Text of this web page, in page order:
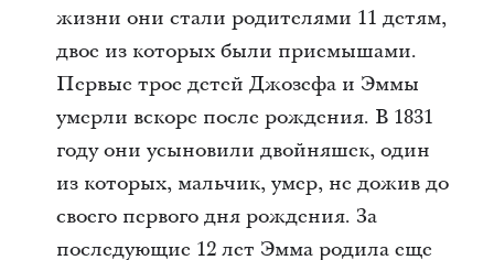
жизни они стали родителями 11 детям,
двое из которых были приемышами.
Первые трое детей Джозефа и Эммы
умерли вскоре после рождения. В 1831
году они усыновили двойняшек, один
из которых, мальчик, умер, не дожив до
своего первого дня рождения. За
последующие 12 лет Эмма родила еще